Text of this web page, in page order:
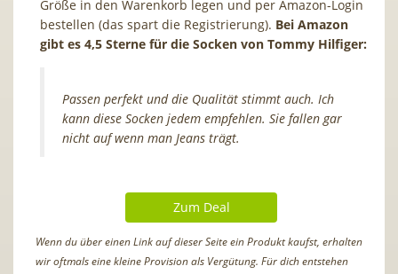
Größe in den Warenkorb legen und per Amazon-Login
bestellen (das spart die Registrierung). Bei Amazon
gibt es 4,5 Sterne für die Socken von Tommy Hilfiger:
Passen perfekt und die Qualität stimmt auch. Ich
kann diese Socken jedem empfehlen. Sie fallen gar
nicht auf wenn man Jeans trägt.
Zum Deal
Wenn du über einen Link auf dieser Seite ein Produkt kaufst, erhalten
wir oftmals eine kleine Provision als Vergütung. Für dich entstehen